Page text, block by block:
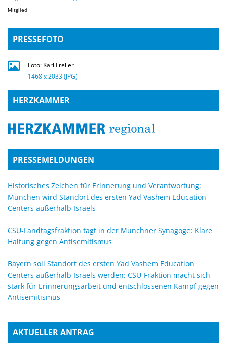
Mitglied
PRESSEFOTO
Foto: Karl Freller
1468 x 2033 (JPG)
HERZKAMMER
PRESSEMELDUNGEN
Historisches Zeichen für Erinnerung und Verantwortung:
München wird Standort des ersten Yad Vashem Education
Centers außerhalb Israels
CSU-Landtagsfraktion tagt in der Münchner Synagoge: Klare
Haltung gegen Antisemitismus
Bayern soll Standort des ersten Yad Vashem Education
Centers außerhalb Israels werden: CSU-Fraktion macht sich
stark für Erinnerungsarbeit und entschlossenen Kampf gegen
Antisemitismus
AKTUELLER ANTRAG